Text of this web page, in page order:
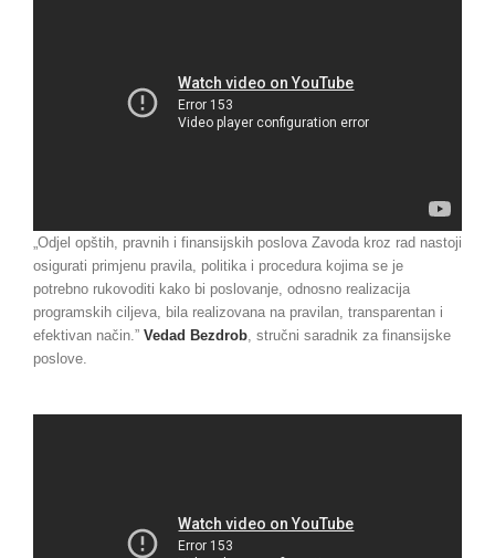
„Odjel opštih, pravnih i finansijskih poslova Zavoda kroz rad nastoji
osigurati primjenu pravila, politika i procedura kojima se je
potrebno rukovoditi kako bi poslovanje, odnosno realizacija
programskih ciljeva, bila realizovana na pravilan, transparentan i
efektivan način.” Vedad Bezdrob, stručni saradnik za finansijske
poslove.